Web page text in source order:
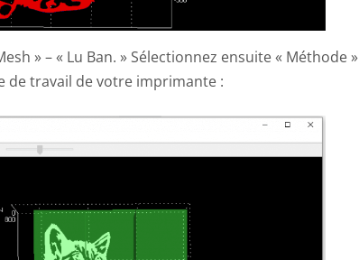
» – « Lu Ban. » Sélectionnez ensuite « Méthode »
de travail de votre imprimante :